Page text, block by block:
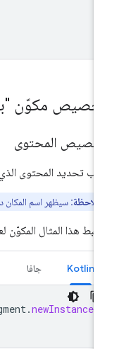
مكوّن "بحث
المحتوى
تحديد المحتوى الذي
ملاحظة:سيظهر اسم المكان دائمًا.
هذا المثال المكوّن
Kotlin
.newInstance